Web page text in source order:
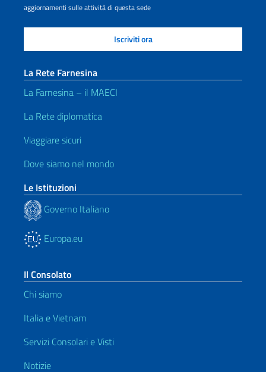
aggiornamenti sulle attività di questa sede
La Rete Farnesina
La Farnesina – il MAECI
La Rete diplomatica
Viaggiare sicuri
Dove siamo nel mondo
Le Istituzioni
Governo Italiano
Europa.eu
Il Consolato
Chi siamo
Italia e Vietnam
Servizi Consolari e Visti
Notizie